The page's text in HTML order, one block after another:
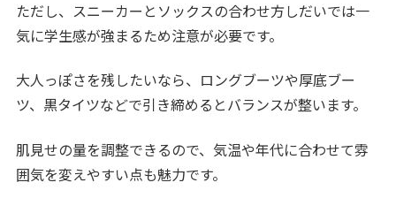
ただし、スニーカーとソックスの合わせ方しだいでは一
気に学生感が強まるため注意が必要です。
大人っぽさを残したいなら、ロングブーツや厚底ブー
ツ、黒タイツなどで引き締めるとバランスが整います。
肌見せの量を調整できるので、気温や年代に合わせて雰
囲気を変えやすい点も魅力です。